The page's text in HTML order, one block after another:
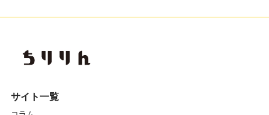
サイト一覧